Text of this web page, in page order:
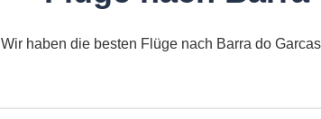
Wir haben die besten Flüge nach Barra do